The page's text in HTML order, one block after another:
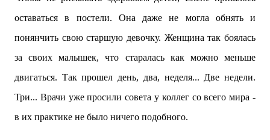
оставаться в постели. Она даже не могла обнять и
понянчить свою старшую девочку. Женщина так боялась
за своих малышек, что старалась как можно меньше
двигаться. Так прошел день, два, неделя... Две недели.
Три... Врачи уже просили совета у коллег со всего мира -
в их практике не было ничего подобного.